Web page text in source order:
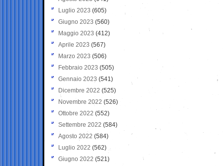
Luglio 2023 (605)
Giugno 2023 (560)
Maggio 2023 (412)
Aprile 2023 (567)
Marzo 2023 (506)
Febbraio 2023 (505)
Gennaio 2023 (541)
Dicembre 2022 (525)
Novembre 2022 (526)
Ottobre 2022 (552)
Settembre 2022 (584)
Agosto 2022 (584)
Luglio 2022 (562)
Giugno 2022 (521)